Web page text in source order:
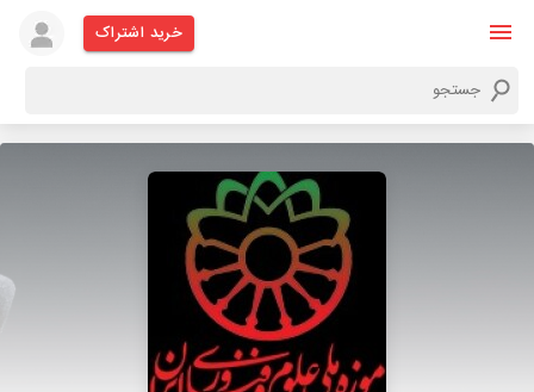
خرید اشتراک